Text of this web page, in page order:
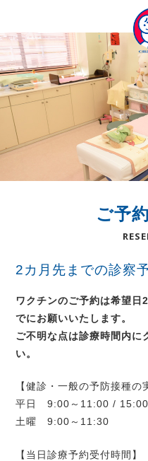
ご予
2カ月先までの診察
ワクチンのご予約は希望日
でにお願いいたします。
ご不明な点は診療時間内に
い。
【健診・一般の予防接種の
平日 9:00～11:00 /
土曜 9:00～11:30
【当日診療予約受付時間】